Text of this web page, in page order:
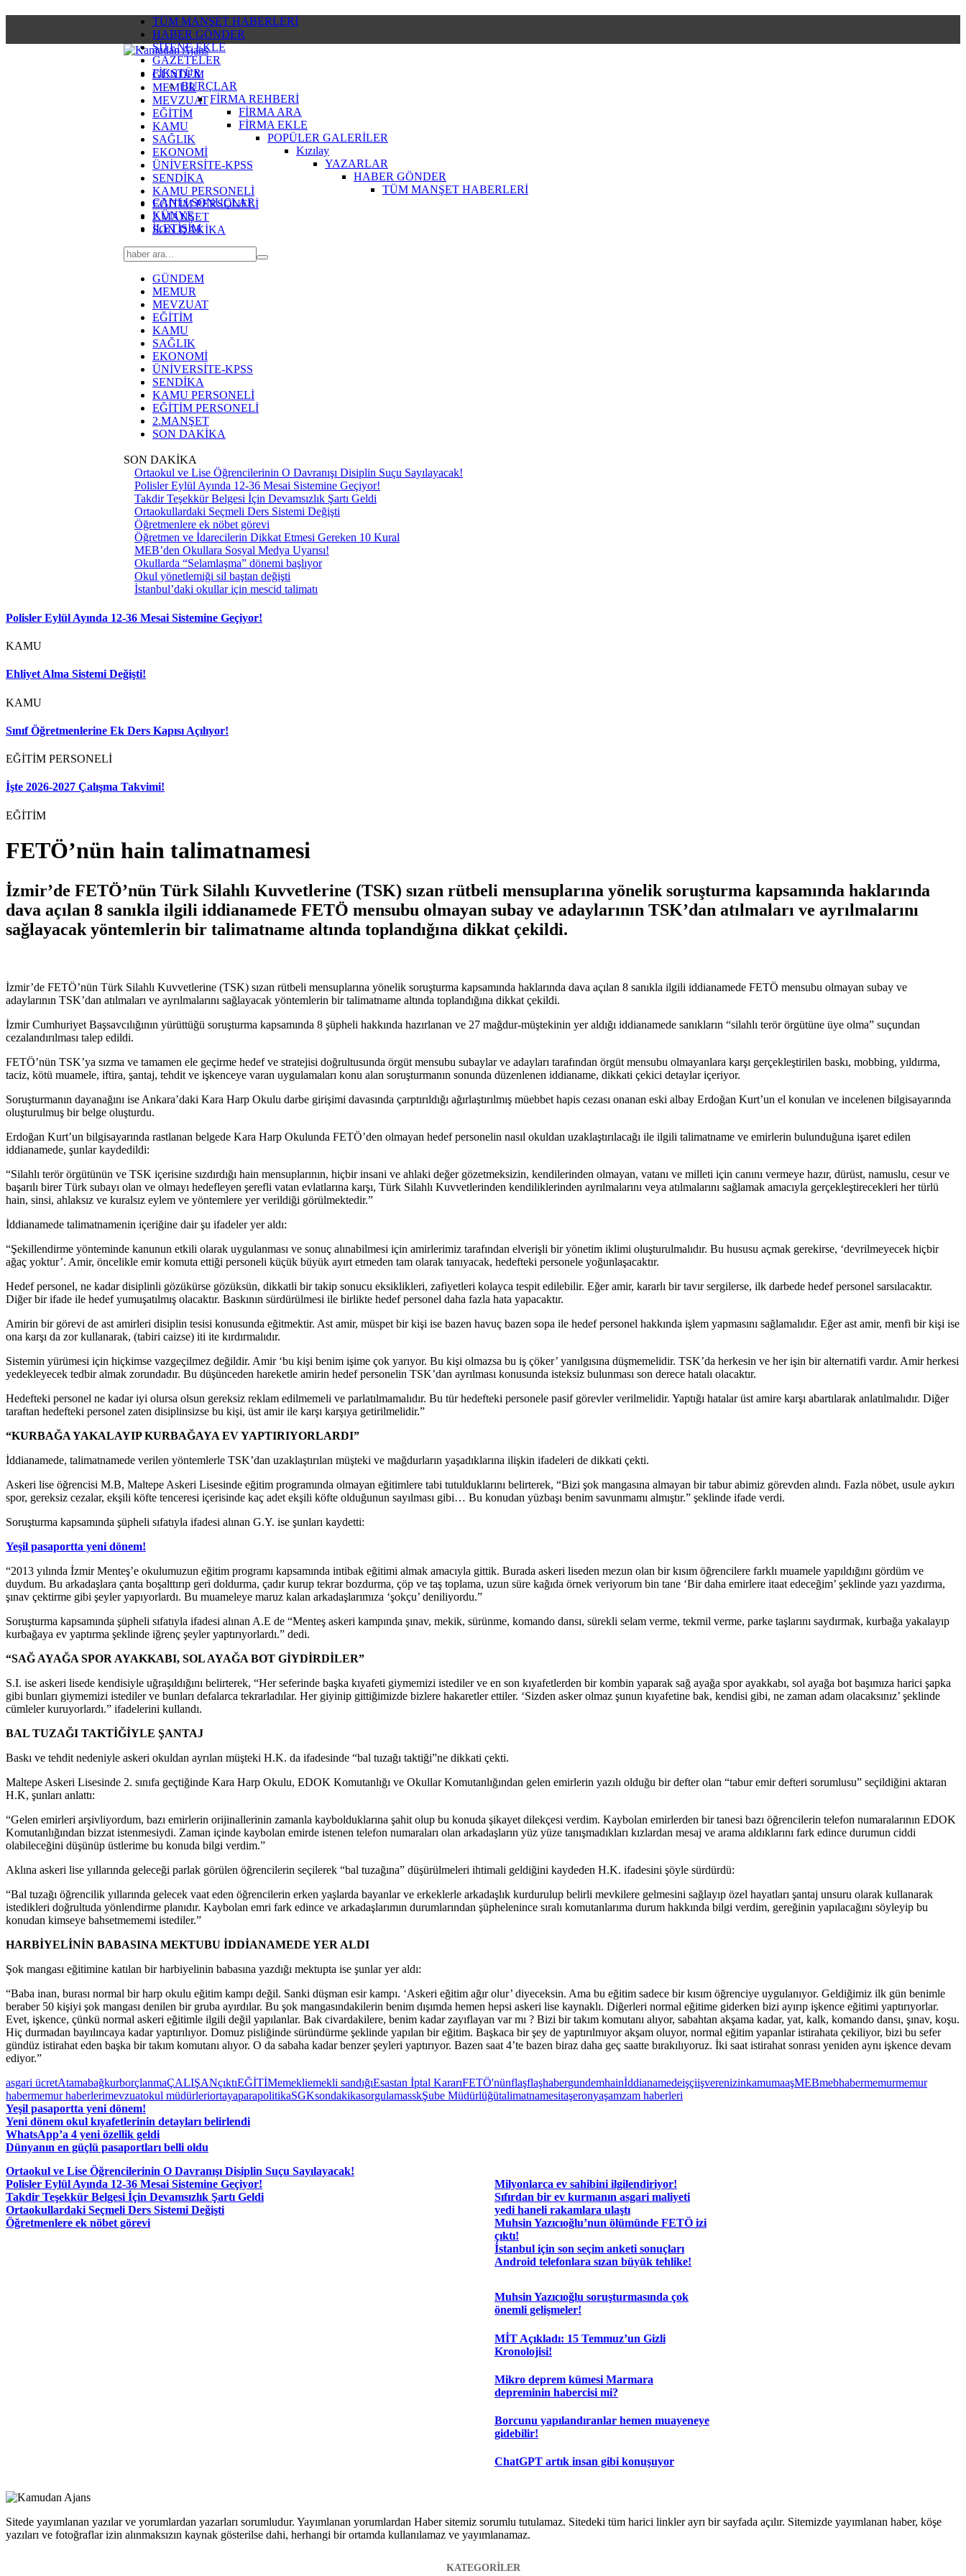
TÜM MANŞET HABERLERİ
HABER GÖNDER
SİTENE EKLE
GAZETELER
FİKSTÜR
BURÇLAR
FİRMA REHBERİ
FİRMA ARA
FİRMA EKLE
POPÜLER GALERİLER
Kızılay
YAZARLAR
HABER GÖNDER
TÜM MANŞET HABERLERİ
CANLI SONUÇLAR
KÜNYE
İLETİŞİM
GÜNDEM
MEMUR
MEVZUAT
EĞİTİM
KAMU
SAĞLIK
EKONOMİ
ÜNİVERSİTE-KPSS
SENDİKA
KAMU PERSONELİ
EĞİTİM PERSONELİ
2.MANŞET
SON DAKİKA
GÜNDEM
MEMUR
MEVZUAT
EĞİTİM
KAMU
SAĞLIK
EKONOMİ
ÜNİVERSİTE-KPSS
SENDİKA
KAMU PERSONELİ
EĞİTİM PERSONELİ
2.MANŞET
SON DAKİKA
SON DAKİKA
Ortaokul ve Lise Öğrencilerinin O Davranışı Disiplin Suçu Sayılayacak!
Polisler Eylül Ayında 12-36 Mesai Sistemine Geçiyor!
Takdir Teşekkür Belgesi İçin Devamsızlık Şartı Geldi
Ortaokullardaki Seçmeli Ders Sistemi Değişti
Öğretmenlere ek nöbet görevi
Öğretmen ve İdarecilerin Dikkat Etmesi Gereken 10 Kural
MEB’den Okullara Sosyal Medya Uyarısı!
Okullarda “Selamlaşma” dönemi başlıyor
Okul yönetlemiği sil baştan değişti
İstanbul’daki okullar için mescid talimatı
Polisler Eylül Ayında 12-36 Mesai Sistemine Geçiyor!
KAMU
Ehliyet Alma Sistemi Değişti!
KAMU
Sınıf Öğretmenlerine Ek Ders Kapısı Açılıyor!
EĞİTİM PERSONELİ
İşte 2026-2027 Çalışma Takvimi!
EĞİTİM
FETÖ’nün hain talimatnamesi
İzmir’de FETÖ’nün Türk Silahlı Kuvvetlerine (TSK) sızan rütbeli mensuplarına yönelik soruşturma kapsamında haklarında
dava açılan 8 sanıkla ilgili iddianamede FETÖ mensubu olmayan subay ve adaylarının TSK’dan atılmaları ve ayrılmalarını
sağlayacak yöntemlerin bir talimatname altında toplandığına dikkat çekildi.
İzmir’de FETÖ’nün Türk Silahlı Kuvvetlerine (TSK) sızan rütbeli mensuplarına yönelik soruşturma kapsamında haklarında dava açılan 8 sanıkla ilgili iddianamede FETÖ mensubu olmayan subay ve
adaylarının TSK’dan atılmaları ve ayrılmalarını sağlayacak yöntemlerin bir talimatname altında toplandığına dikkat çekildi.
İzmir Cumhuriyet Başsavcılığının yürüttüğü soruşturma kapsamında 8 şüpheli hakkında hazırlanan ve 27 mağdur-müştekinin yer aldığı iddianamede sanıkların “silahlı terör örgütüne üye olma” suçundan
cezalandırılması talep edildi.
FETÖ’nün TSK’ya sızma ve tamamen ele geçirme hedef ve stratejisi doğrultusunda örgüt mensubu subaylar ve adayları tarafından örgüt mensubu olmayanlara karşı gerçekleştirilen baskı, mobbing, yıldırma,
taciz, kötü muamele, iftira, şantaj, tehdit ve işkenceye varan uygulamaları konu alan soruşturmanın sonunda düzenlenen iddianame, dikkati çekici detaylar içeriyor.
Soruşturmanın dayanağını ise Ankara’daki Kara Harp Okulu darbe girişimi davasında çarptırıldığı ağırlaştırılmış müebbet hapis cezası onanan eski albay Erdoğan Kurt’un el konulan ve incelenen bilgisayarında
oluşturulmuş bir belge oluşturdu.
Erdoğan Kurt’un bilgisayarında rastlanan belgede Kara Harp Okulunda FETÖ’den olmayan hedef personelin nasıl okuldan uzaklaştırılacağı ile ilgili talimatname ve emirlerin bulunduğuna işaret edilen
iddianamede, şunlar kaydedildi:
“Silahlı terör örgütünün ve TSK içerisine sızdırdığı hain mensuplarının, hiçbir insani ve ahlaki değer gözetmeksizin, kendilerinden olmayan, vatanı ve milleti için canını vermeye hazır, dürüst, namuslu, cesur ve
başarılı birer Türk subayı olan ve olmayı hedefleyen şerefli vatan evlatlarına karşı, Türk Silahlı Kuvvetlerinden kendiliklerinden ayrılmalarını veya atılmalarını sağlamak amacıyla gerçekleştirecekleri her türlü
hain, sinsi, ahlaksız ve kuralsız eylem ve yöntemlere yer verildiği görülmektedir.”
İddianamede talimatnamenin içeriğine dair şu ifadeler yer aldı:
“Şekillendirme yönteminde kanunun etkili olarak uygulanması ve sonuç alınabilmesi için amirlerimiz tarafından elverişli bir yönetim iklimi oluşturulmalıdır. Bu hususu açmak gerekirse, ‘devrilmeyecek hiçbir
ağaç yoktur’. Amir, öncelikle emir komuta ettiği personeli küçük büyük ayırt etmeden tam olarak tanıyacak, hedefteki personele yoğunlaşacaktır.
Hedef personel, ne kadar disiplinli gözükürse gözüksün, dikkatli bir takip sonucu eksiklikleri, zafiyetleri kolayca tespit edilebilir. Eğer amir, kararlı bir tavır sergilerse, ilk darbede hedef personel sarsılacaktır.
Diğer bir ifade ile hedef yumuşatılmış olacaktır. Baskının sürdürülmesi ile birlikte hedef personel daha fazla hata yapacaktır.
Amirin bir görevi de ast amirleri disiplin tesisi konusunda eğitmektir. Ast amir, müspet bir kişi ise bazen havuç bazen sopa ile hedef personel hakkında işlem yapmasını sağlamalıdır. Eğer ast amir, menfi bir kişi ise
ona karşı da zor kullanarak, (tabiri caizse) iti ite kırdırmalıdır.
Sistemin yürümesi için hiçkimse vazgeçilmez değildir. Amir ‘bu kişi benim işime çok yarıyor. Bu kişi olmazsa bu iş çöker’ yanılgısına düşmemelidir. TSK’da herkesin ve her işin bir alternatifi vardır. Amir herkesi
yedekleyecek tedbir almak zorundadır. Bu düşünceden hareketle amirin hedef personelin TSK’dan ayrılması konusunda isteksiz bulunması son derece hatalı olacaktır.
Hedefteki personel ne kadar iyi olursa olsun gereksiz reklam edilmemeli ve parlatılmamalıdır. Bu tür hedefteki personele pasif görevler verilmelidir. Yaptığı hatalar üst amire karşı abartılarak anlatılmalıdır. Diğer
taraftan hedefteki personel zaten disiplinsizse bu kişi, üst amir ile karşı karşıya getirilmelidir.”
“KURBAĞA YAKALAYIP KURBAĞAYA EV YAPTIRIYORLARDI”
İddianamede, talimatnamede verilen yöntemlerle TSK’dan uzaklaştırılan müşteki ve mağdurların yaşadıklarına ilişkin ifadeleri de dikkati çekti.
Askeri lise öğrencisi M.B, Maltepe Askeri Lisesinde eğitim programında olmayan eğitimlere tabi tutulduklarını belirterek, “Bizi şok mangasına almayan bir tabur abimiz görevden alındı. Fazla nöbet, usule aykırı
spor, gereksiz cezalar, ekşili köfte tenceresi içerisinde kaç adet ekşili köfte olduğunun sayılması gibi… Bu konudan yüzbaşı benim savunmamı almıştır.” şeklinde ifade verdi.
Soruşturma kapsamında şüpheli sıfatıyla ifadesi alınan G.Y. ise şunları kaydetti:
Yeşil pasaportta yeni dönem!
“2013 yılında İzmir Menteş’e okulumuzun eğitim programı kapsamında intibak eğitimi almak amacıyla gittik. Burada askeri liseden mezun olan bir kısım öğrencilere farklı muamele yapıldığını gördüm ve
duydum. Bu arkadaşlara çanta boşalttırıp geri doldurma, çadır kurup tekrar bozdurma, çöp ve taş toplama, uzun süre kağıda örnek veriyorum bin tane ‘Bir daha emirlere itaat edeceğim’ şeklinde yazı yazdırma,
şınav çektirme gibi şeyler yapıyorlardı. Bu muameleye maruz kalan arkadaşlarımıza ‘şokçu’ deniliyordu.”
Soruşturma kapsamında şüpheli sıfatıyla ifadesi alınan A.E de “Menteş askeri kampında şınav, mekik, sürünme, komando dansı, sürekli selam verme, tekmil verme, parke taşlarını saydırmak, kurbağa yakalayıp
kurbağaya ev yaptırma şeklinde iğrenç şeyler yaptırıyorlardı.” dedi.
“SAĞ AYAĞA SPOR AYAKKABI, SOL AYAĞA BOT GİYDİRDİLER”
S.I. ise askeri lisede kendisiyle uğraşıldığını belirterek, “Her seferinde başka kıyafeti giymemizi istediler ve en son kıyafetlerden bir kombin yaparak sağ ayağa spor ayakkabı, sol ayağa bot başımıza harici şapka
gibi bunları giymemizi istediler ve bunları defalarca tekrarladılar. Her giyinip gittiğimizde bizlere hakaretler ettiler. ‘Sizden asker olmaz şunun kıyafetine bak, kendisi gibi, ne zaman adam olacaksınız’ şeklinde
cümleler kuruyorlardı.” ifadelerini kullandı.
BAL TUZAĞI TAKTİĞİYLE ŞANTAJ
Baskı ve tehdit nedeniyle askeri okuldan ayrılan müşteki H.K. da ifadesinde “bal tuzağı taktiği”ne dikkati çekti.
Maltepe Askeri Lisesinde 2. sınıfa geçtiğinde Kara Harp Okulu, EDOK Komutanlığı ve Okullar Komutanlığından gelen emirlerin yazılı olduğu bir defter olan “tabur emir defteri sorumlusu” seçildiğini aktaran
H.K, şunları anlattı:
“Gelen emirleri arşivliyordum, bazı emirlerin orijinallerinin zamanla kaybolduklarına şahit olup bu konuda şikayet dilekçesi verdim. Kaybolan emirlerden bir tanesi bazı öğrencilerin telefon numaralarının EDOK
Komutanlığından bizzat istenmesiydi. Zaman içinde kaybolan emirde istenen telefon numaraları olan arkadaşların yüz yüze tanışmadıkları kızlardan mesaj ve arama aldıklarını fark edince durumun ciddi
olabileceğini düşünüp üstlerime bu konuda bilgi verdim.”
Aklına askeri lise yıllarında geleceği parlak görülen öğrencilerin seçilerek “bal tuzağına” düşürülmeleri ihtimali geldiğini kaydeden H.K. ifadesini şöyle sürdürdü:
“Bal tuzağı öğrencilik yıllarında gelecek vaat eden öğrencilerin erken yaşlarda bayanlar ve erkeklerle arkadaşlık kurdurulup belirli mevkilere gelmesini sağlayıp özel hayatları şantaj unsuru olarak kullanarak
istedikleri doğrultuda yönlendirme planıdır. Kaybolan emri fark edince ve arkadaşlarımın durumlarından şüphelenince sıralı komutanlarıma durum hakkında bilgi verdim, gereğinin yapılacağını söyleyip bu
konudan kimseye bahsetmememi istediler.”
HARBİYELİNİN BABASINA MEKTUBU İDDİANAMEDE YER ALDI
Şok mangası eğitimine katılan bir harbiyelinin babasına yazdığı mektupta ise şunlar yer aldı:
“Baba inan, burası normal bir harp okulu eğitim kampı değil. Sanki düşman esir kampı. ‘Askeri eğitim ağır olur’ diyeceksin. Ama bu eğitim sadece bir kısım öğrenciye uygulanıyor. Geldiğimiz ilk gün benimle
beraber 50 kişiyi şok mangası denilen bir gruba ayırdılar. Bu şok mangasındakilerin benim dışımda hemen hepsi askeri lise kaynaklı. Diğerleri normal eğitime giderken bizi ayırıp işkence eğitimi yaptırıyorlar.
Evet, işkence, çünkü normal askeri eğitimle ilgili değil yapılanlar. Bak civardakilere, benim kadar zayıflayan var mı ? Bizi bir takım komutanı alıyor, sabahtan akşama kadar, yat, kalk, komando dansı, şınav, koşu.
Hiç durmadan bayılıncaya kadar yaptırılıyor. Domuz pisliğinde süründürme şeklinde yapılan bir eğitim. Başkaca bir şey de yaptırılmıyor akşam oluyor, normal eğitim yapanlar istirahata çekiliyor, bizi bu sefer
gündüz istirahat eden başka bir takım komutanı alıyor. O da sabaha kadar benzer şeyleri yaptırıyor. Bazen saat 4’te bazen biraz daha geç saatte bırakılıyoruz. İki saat istirahat sonrası yeniden aynı işkence devam
ediyor.”
asgari ücretAtamabağkurborçlanmaÇALIŞANçıktıEĞİTİMemekliemekli sandığıEsastan İptal KararıFETÖ'nünflaşflaşhabergundemhainİddianamedeişçiişverenizinkamumaaşMEBmebhabermemurmemur
habermemur haberlerimevzuatokul müdürleriortayaparapolitikaSGKsondakikasorgulamasskŞube Müdürlüğütalimatnamesitaşeronyaşamzam haberleri
Yeşil pasaportta yeni dönem!
Yeni dönem okul kıyafetlerinin detayları belirlendi
WhatsApp’a 4 yeni özellik geldi
Dünyanın en güçlü pasaportları belli oldu
Ortaokul ve Lise Öğrencilerinin O Davranışı Disiplin Suçu Sayılayacak!
Polisler Eylül Ayında 12-36 Mesai Sistemine Geçiyor!
Takdir Teşekkür Belgesi İçin Devamsızlık Şartı Geldi
Ortaokullardaki Seçmeli Ders Sistemi Değişti
Öğretmenlere ek nöbet görevi
Milyonlarca ev sahibini ilgilendiriyor!
Sıfırdan bir ev kurmanın asgari maliyeti
yedi haneli rakamlara ulaştı
Muhsin Yazıcıoğlu’nun ölümünde FETÖ izi
çıktı!
İstanbul için son seçim anketi sonuçları
Android telefonlara sızan büyük tehlike!
Muhsin Yazıcıoğlu soruşturmasında çok
önemli gelişmeler!
MİT Açıkladı: 15 Temmuz’un Gizli
Kronolojisi!
Mikro deprem kümesi Marmara
depreminin habercisi mi?
Borcunu yapılandıranlar hemen muayeneye
gidebilir!
ChatGPT artık insan gibi konuşuyor
Sitede yayımlanan yazılar ve yorumlardan yazarları sorumludur. Yayımlanan yorumlardan Haber sitemiz sorumlu tutulamaz. Sitedeki tüm harici linkler ayrı bir sayfada açılır. Sitemizde yayımlanan haber, köşe
yazıları ve fotoğraflar izin alınmaksızın kaynak gösterilse dahi, herhangi bir ortamda kullanılamaz ve yayımlanamaz.
KATEGORİLER